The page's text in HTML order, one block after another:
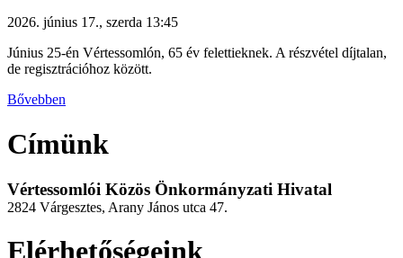
2026. június 17., szerda 13:45
Június 25-én Vértessomlón, 65 év felettieknek. A részvétel díjtalan,
de regisztrációhoz között.
Bővebben
Címünk
Vértessomlói Közös Önkormányzati Hivatal
2824 Várgesztes, Arany János utca 47.
Elérhetőségeink